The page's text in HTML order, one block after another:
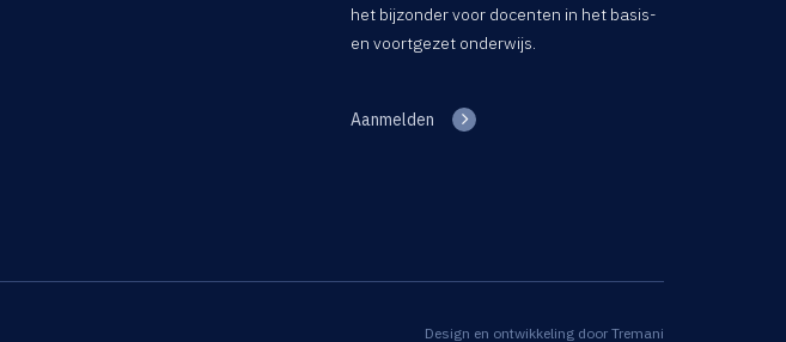
het bijzonder voor docenten in het basis-
en voortgezet onderwijs.
Aanmelden
Design en ontwikkeling door Tremani